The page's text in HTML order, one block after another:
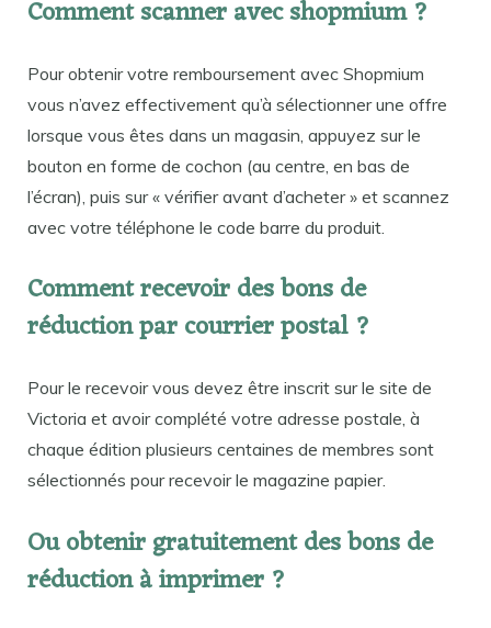
Comment scanner avec shopmium ?
Pour obtenir votre remboursement avec Shopmium
vous n’avez effectivement qu’à sélectionner une offre
lorsque vous êtes dans un magasin, appuyez sur le
bouton en forme de cochon (au centre, en bas de
l’écran), puis sur « vérifier avant d’acheter » et scannez
avec votre téléphone le code barre du produit.
Comment recevoir des bons de
réduction par courrier postal ?
Pour le recevoir vous devez être inscrit sur le site de
Victoria et avoir complété votre adresse postale, à
chaque édition plusieurs centaines de membres sont
sélectionnés pour recevoir le magazine papier.
Ou obtenir gratuitement des bons de
réduction à imprimer ?